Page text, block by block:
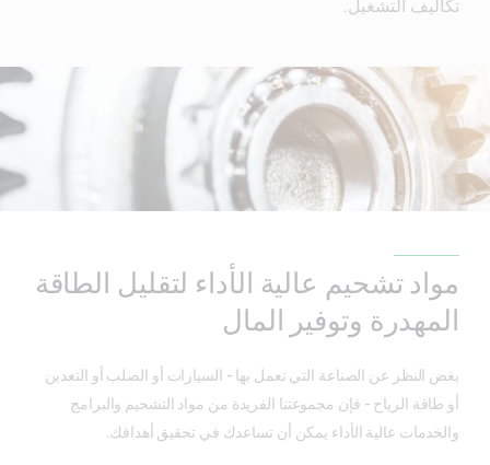
تكاليف التشغيل.
مواد تشحيم عالية الأداء لتقليل الطاقة
المهدرة وتوفير المال
بغض النظر عن الصناعة التي تعمل بها - السيارات أو الصلب أو التعدين
أو طاقة الرياح - فإن مجموعتنا الفريدة من مواد التشحيم والبرامج
والخدمات عالية الأداء يمكن أن تساعدك في تحقيق أهدافك.